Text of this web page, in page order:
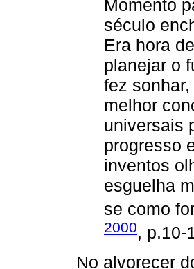
Momento
século
Era hora
planejar o
fez
melhor
universais
progresso
inventos
esguelha
se como
2000, p.10-
No alvorecer